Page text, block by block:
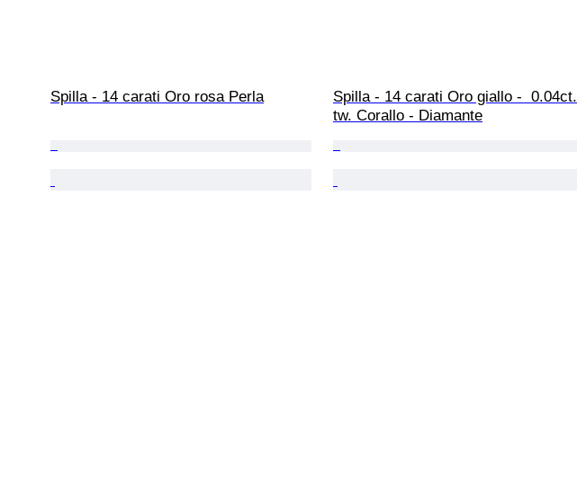
Spilla - 14 carati Oro rosa Perla
Spilla - 14 carati Oro giallo -  0.04ct.
tw. Corallo - Diamante